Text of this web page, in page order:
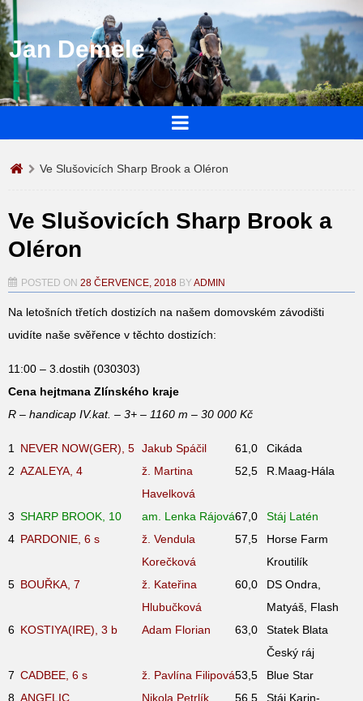
Jan Demele
Ve Slušovicích Sharp Brook a Oléron
Ve Slušovicích Sharp Brook a
Oléron
POSTED ON 28 ČERVENCE, 2018 BYADMIN
Na letošních třetích dostizích na našem domovském závodišti
uvidíte naše svěřence v těchto dostizích:
11:00 – 3.dostih (030303)
Cena hejtmana Zlínského kraje
R – handicap IV.kat. – 3+ – 1160 m – 30 000 Kč
1 NEVER NOW(GER), 5 Jakub Spáčil 61,0
Cikáda
2 AZALEYA, 4
ž. Martina
Havelková
52,5 R.Maag-Hála
3 SHARP BROOK, 10 am. Lenka Rájová67,0
Stáj Latén
4 PARDONIE, 6 s
ž. Vendula
Korečková
57,5
Horse Farm
Kroutilík
5 BOUŘKA, 7
ž. Kateřina
Hlubučková
60,0
DS Ondra,
Matyáš, Flash
6 KOSTIYA(IRE), 3 b Adam Florian 63,0
Statek Blata
Český ráj
7 CADBEE, 6 s ž. Pavlína Filipová53,5
Blue Star
8 ANGELIC
Nikola Petrlík 56,5
Stáj Karin-